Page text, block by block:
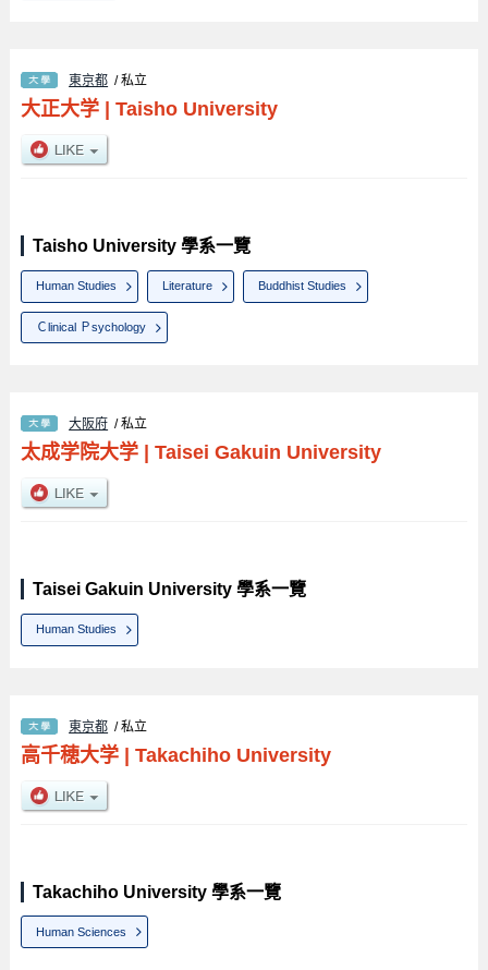
東京都 / 私立
大正大学| Taisho University
Taisho University 學系一覽
Human Studies Literature Buddhist Studies
Ｃlinical Ｐsychology
大阪府 / 私立
太成学院大学| Taisei Gakuin University
Taisei Gakuin University 學系一覽
Human Studies
東京都 / 私立
高千穂大学| Takachiho University
Takachiho University 學系一覽
Human Sciences